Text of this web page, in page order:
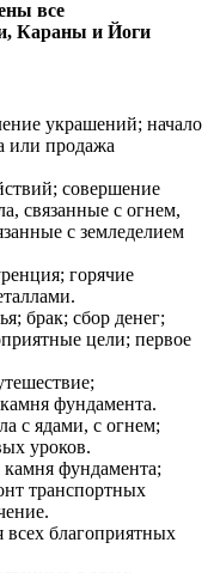
все
Караны и Йоги
украшений; начало
или продажа
совершение
связанные с огнем,
с земледелием
горячие
брак; сбор денег;
цели; первое
фундамента.
с ядами, с огнем;
уроков.
камня фундамента;
транспортных
благоприятных